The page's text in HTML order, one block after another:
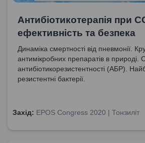
Антибіотикотерапія при
ефективність та безпека
Динаміка смертності від пневмонії.
антимікробних препаратів в природі.
антибіотикорезистентності (АБР).
резистентні бактерії.
Захід: EPOS Congress 2020 | Тонзиліт